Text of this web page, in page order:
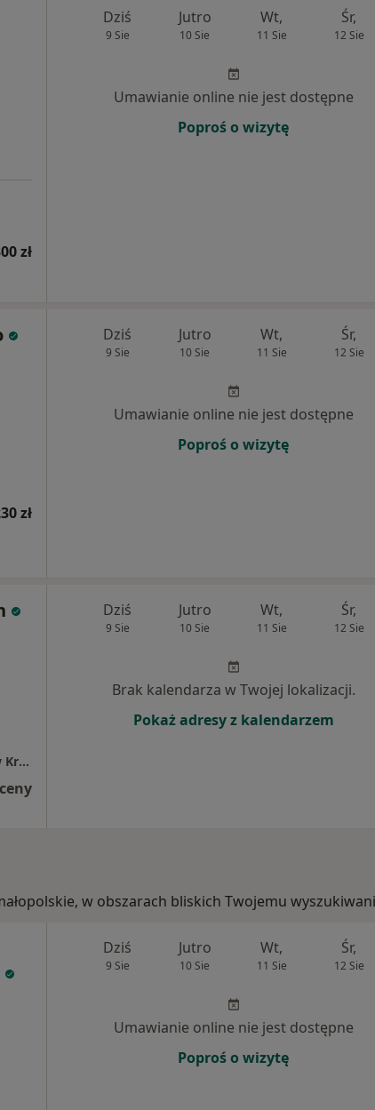
zł
Dziś
9 Sie
Jutro
10 Sie
Wt,
11 Sie
Śr,
12 Sie
Umawianie online nie jest dostępne
Poproś o wizytę
zł
Dziś
9 Sie
Jutro
10 Sie
Wt,
11 Sie
Śr,
12 Sie
Umawianie online nie jest dostępne
Poproś o wizytę
Szpital Specjalistyczny im. Ludwika Rydygiera w Krakowie
Dziś
9 Sie
Jutro
10 Sie
Wt,
11 Sie
Śr,
12 Sie
Brak kalendarza w Twojej lokalizacji.
Pokaż adresy z kalendarzem
w obszarach bliskich Twojemu
Dziś
9 Sie
Jutro
10 Sie
Wt,
11 Sie
Śr,
12 Sie
Umawianie online nie jest dostępne
Poproś o wizytę